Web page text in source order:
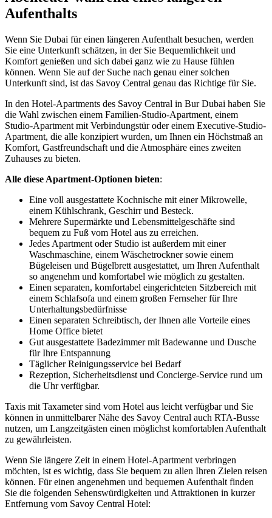
Aufenthalts
Wenn Sie Dubai für einen längeren Aufenthalt besuchen, werden
Sie eine Unterkunft schätzen, in der Sie Bequemlichkeit und
Komfort genießen und sich dabei ganz wie zu Hause fühlen
können. Wenn Sie auf der Suche nach genau einer solchen
Unterkunft sind, ist das Savoy Central genau das Richtige für Sie.
In den Hotel-Apartments des Savoy Central in Bur Dubai haben Sie
die Wahl zwischen einem Familien-Studio-Apartment, einem
Studio-Apartment mit Verbindungstür oder einem Executive-Studio-
Apartment, die alle konzipiert wurden, um Ihnen ein Höchstmaß an
Komfort, Gastfreundschaft und die Atmosphäre eines zweiten
Zuhauses zu bieten.
Alle diese Apartment-Optionen bieten:
Eine voll ausgestattete Kochnische mit einer Mikrowelle,
einem Kühlschrank, Geschirr und Besteck.
Mehrere Supermärkte und Lebensmittelgeschäfte sind
bequem zu Fuß vom Hotel aus zu erreichen.
Jedes Apartment oder Studio ist außerdem mit einer
Waschmaschine, einem Wäschetrockner sowie einem
Bügeleisen und Bügelbrett ausgestattet, um Ihren Aufenthalt
so angenehm und komfortabel wie möglich zu gestalten.
Einen separaten, komfortabel eingerichteten Sitzbereich mit
einem Schlafsofa und einem großen Fernseher für Ihre
Unterhaltungsbedürfnisse
Einen separaten Schreibtisch, der Ihnen alle Vorteile eines
Home Office bietet
Gut ausgestattete Badezimmer mit Badewanne und Dusche
für Ihre Entspannung
Täglicher Reinigungsservice bei Bedarf
Rezeption, Sicherheitsdienst und Concierge-Service rund um
die Uhr verfügbar.
Taxis mit Taxameter sind vom Hotel aus leicht verfügbar und Sie
können in unmittelbarer Nähe des Savoy Central auch RTA-Busse
nutzen, um Langzeitgästen einen möglichst komfortablen Aufenthalt
zu gewährleisten.
Wenn Sie längere Zeit in einem Hotel-Apartment verbringen
möchten, ist es wichtig, dass Sie bequem zu allen Ihren Zielen reisen
können. Für einen angenehmen und bequemen Aufenthalt finden
Sie die folgenden Sehenswürdigkeiten und Attraktionen in kurzer
Entfernung vom Savoy Central Hotel: